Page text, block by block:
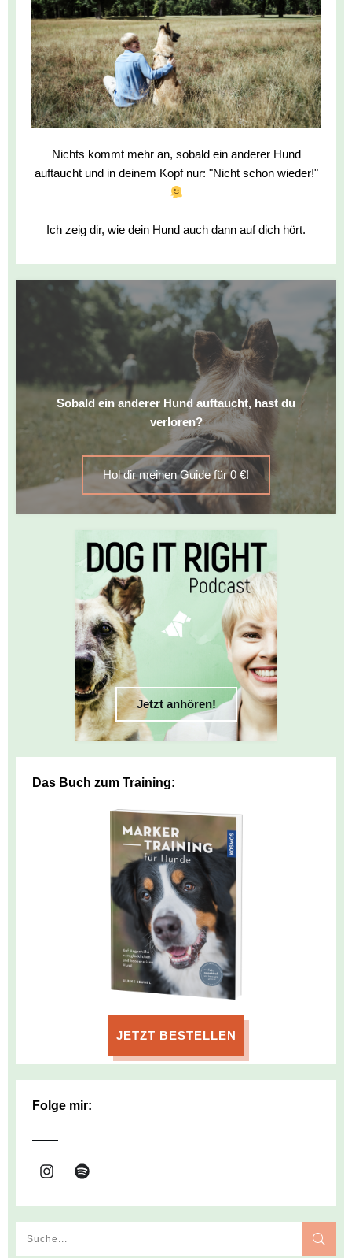
Nichts kommt mehr an, sobald ein anderer Hund
auftaucht und in deinem Kopf nur: "Nicht schon wieder!"
Ich zeig dir, wie dein Hund auch dann auf dich hört.
Sobald ein anderer Hund auftaucht, hast du
verloren?
Hol dir meinen Guide für 0 €!
Jetzt anhören!
Das Buch zum Training:
JETZT BESTELLEN
Folge mir: